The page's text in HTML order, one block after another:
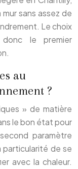
sans assez de
Le choix
le premier
au
?
» de matière
le bon état pour
paramètre
particularité de se
avec la chaleur.